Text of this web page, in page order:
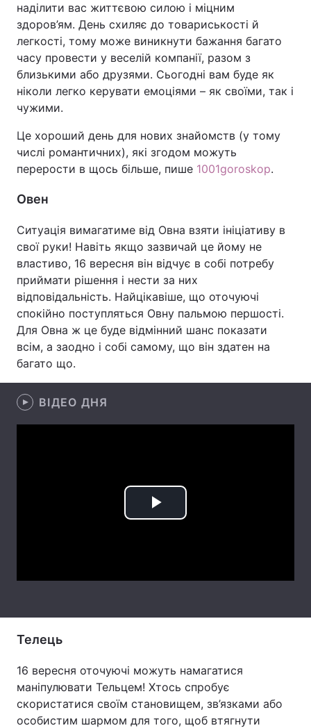
Україна
Економіка Світ
Спорт Наука
Техно і зв'язок
Зброя Інциденти
Здоров'я Туризм
Цікавинки
Екологія Регіони
Лонгріди
Відео з Youtube Статті
Інтерв'ю Думки
Архів
Контакти
Послуги
наділити вас життєвою силою і міцним
здоров’ям. День схиляє до товариськості й
легкості, тому може виникнути бажання багато
часу провести у веселій компанії, разом з
близькими або друзями. Сьогодні вам буде як
ніколи легко керувати емоціями – як своїми, так і
чужими.
Це хороший день для нових знайомств (у тому
числі романтичних), які згодом можуть
перерости в щось більше, пише 1001goroskop.
Овен
Ситуація вимагатиме від Овна взяти ініціативу в
свої руки! Навіть якщо зазвичай це йому не
властиво, 16 вересня він відчує в собі потребу
приймати рішення і нести за них
відповідальність. Найцікавіше, що оточуючі
спокійно поступляться Овну пальмою першості.
Для Овна ж це буде відмінний шанс показати
всім, а заодно і собі самому, що він здатен на
багато що.
ВІДЕО ДНЯ
Play
Телець
16 вересня оточуючі можуть намагатися
маніпулювати Тельцем! Хтось спробує
скористатися своїм становищем, зв’язками або
особистим шармом для того, щоб втягнути